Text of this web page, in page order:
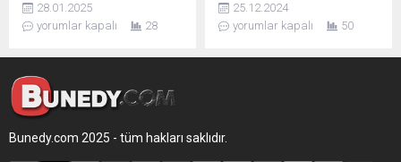
dönem.
28.01.2025
yorumlar kapalı
28
riskler doğurur.
25.12.2024
yorumlar kapalı
50
Bunedy.com 2025 - tüm hakları saklıdır.